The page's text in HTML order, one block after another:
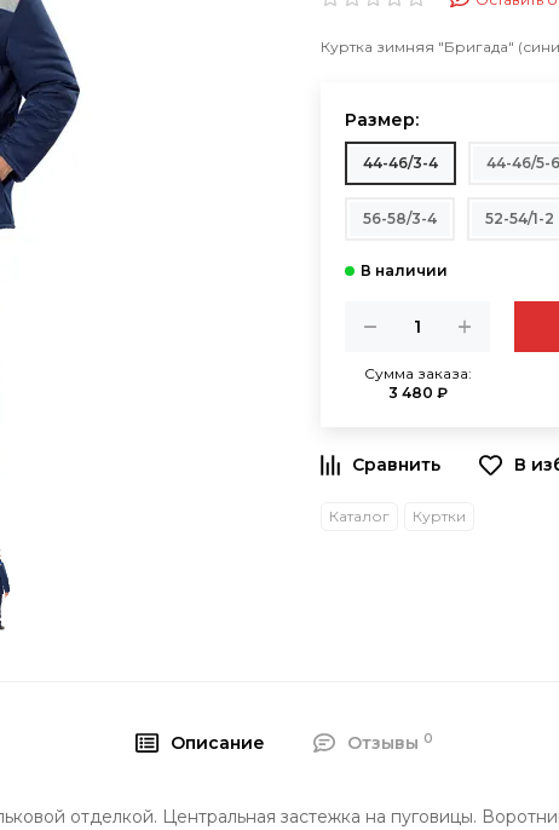
Куртка зимняя "Бригада"
Размер:
44-46/3-4 44-46/5-6
56-58/3-4 52-54/1-2
Сумма заказа:
3 480 ₽
В
Каталог Куртки
Описание Отзывы 0
отделкой. Центральная застежка на пуговицы.